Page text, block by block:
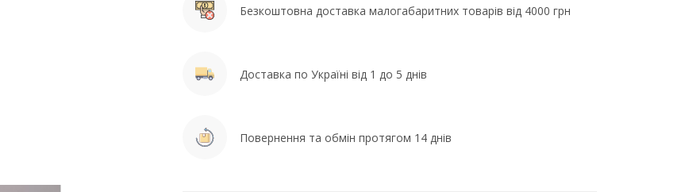
Безкоштовна доставка малогабаритних товарів від 4000 грн
Доставка по Україні від 1 до 5 днів
Повернення та обмін протягом 14 днів